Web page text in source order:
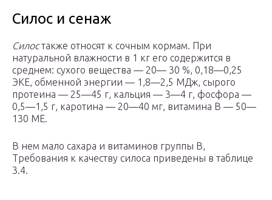
Силос и сенаж
Силостакже относят к сочным кормам. При
натуральной влажности в 1 кг его содержится в
среднем: сухого вещества — 20— 30 %, 0,18—0,25
ЭКЕ, обменной энергии — 1,8—2,5 МДж, сырого
протеина — 25—45 г, кальция — 3—4 г, фосфора —
0,5—1,5 г, каротина — 20—40 мг, витамина В — 50—
130 МЕ.
В нем мало сахара и витаминов группы В,
Требования к качеству силоса приведены в таблице
3.4.